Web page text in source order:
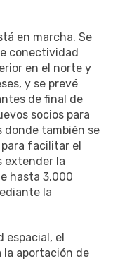
en marcha. Se
conectividad
en el norte y
y se prevé
de final de
socios para
donde también se
facilitar el
extender la
hasta 3.000
la
espacial, el
la aportación de